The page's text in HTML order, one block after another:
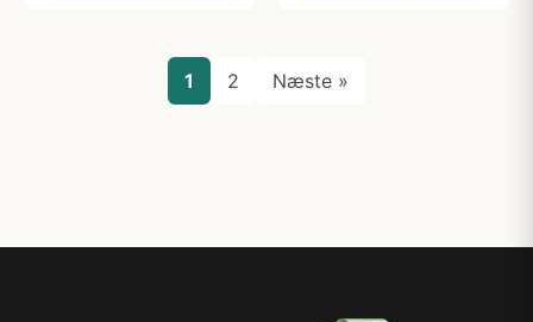
1 2 Næste »